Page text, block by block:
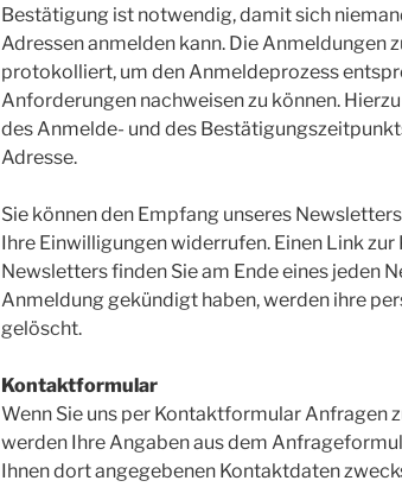
Bestätigung ist notwendig, damit sich
Adressen anmelden kann. Die Anmeldungen
protokolliert, um den Anmeldeprozess
Anforderungen nachweisen zu können.
des Anmelde- und des
Adresse.
Sie können den Empfang unseres
Ihre Einwilligungen widerrufen. Einen Link zur
Newsletters finden Sie am Ende eines jeden
Anmeldung gekündigt haben, werden ihre
gelöscht.
Kontaktformular
Wenn Sie uns per Kontaktformular Anfragen
werden Ihre Angaben aus dem
Ihnen dort angegebenen Kontaktdaten